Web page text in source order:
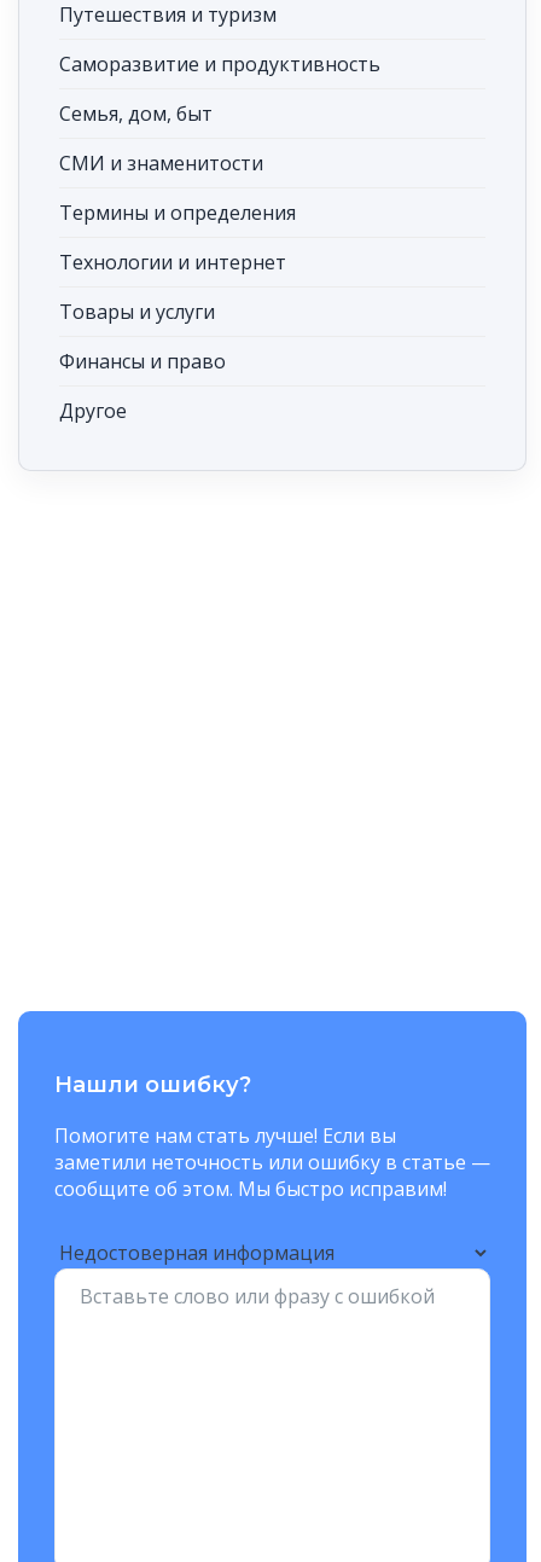
Путешествия и туризм
Саморазвитие и продуктивность
Семья, дом, быт
СМИ и знаменитости
Термины и определения
Технологии и интернет
Товары и услуги
Финансы и право
Другое
Нашли ошибку?
Помогите нам стать лучше! Если вы
заметили неточность или ошибку в статье —
сообщите об этом. Мы быстро исправим!